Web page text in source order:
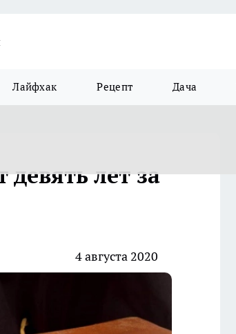
Лайфхак Рецепт Дача
лет за
4 августа 2020